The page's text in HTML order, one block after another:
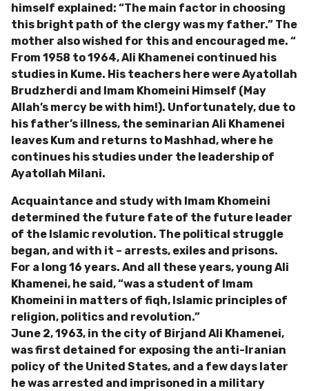
himself explained: “The main factor in choosing
this bright path of the clergy was my father.” The
mother also wished for this and encouraged me. “
From 1958 to 1964, Ali Khamenei continued his
studies in Kume. His teachers here were Ayatollah
Brudzherdi and Imam Khomeini Himself (May
Allah’s mercy be with him!). Unfortunately, due to
his father’s illness, the seminarian Ali Khamenei
leaves Kum and returns to Mashhad, where he
continues his studies under the leadership of
Ayatollah Milani.
Acquaintance and study with Imam Khomeini
determined the future fate of the future leader
of the Islamic revolution. The political struggle
began, and with it – arrests, exiles and prisons.
For a long 16 years. And all these years, young Ali
Khamenei, he said, “was a student of Imam
Khomeini in matters of fiqh, Islamic principles of
religion, politics and revolution.”
June 2, 1963, in the city of Birjand Ali Khamenei,
was first detained for exposing the anti-Iranian
policy of the United States, and a few days later
he was arrested and imprisoned in a military